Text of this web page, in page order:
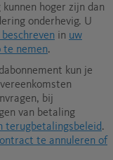
hoger zijn dan
onderhevig. U
in uw
te nemen.
kun je
bij
van betaling
terugbetalingsbeleid.
te annuleren of